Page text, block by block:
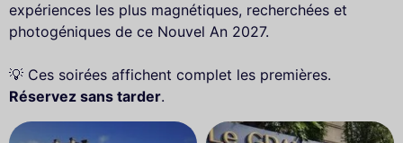
expériences les plus magnétiques, recherchées et
photogéniques de ce Nouvel An 2027.
💡 Ces soirées affichent complet les premières.
Réservez sans tarder.